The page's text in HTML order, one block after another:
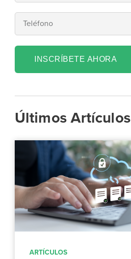
INSCRÍBETE AHORA
Últimos Artículos
ARTÍCULOS